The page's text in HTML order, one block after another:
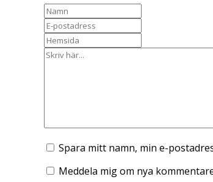
Spara mitt namn, min e-
Meddela mig om nya